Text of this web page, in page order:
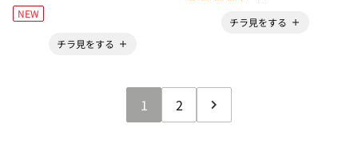
NEW
チラ見をする
チラ見をする
1 2